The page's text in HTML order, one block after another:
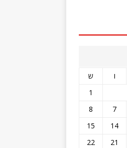
ו
ש
1
7
8
14
15
21
22